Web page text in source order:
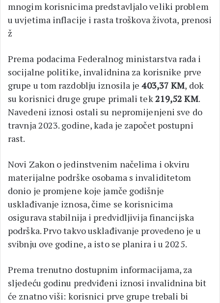
mnogim korisnicima predstavljalo veliki problem
u uvjetima inflacije i rasta troškova života, prenosi
ž
Prema podacima Federalnog ministarstva rada i
socijalne politike, invalidnina za korisnike prve
grupe u tom razdoblju iznosila je403,37 KM, dok
su korisnici druge grupe primali tek219,52 KM.
Navedeni iznosi ostali su nepromijenjeni sve do
travnja 2023. godine, kada je započet postupni
rast.
Novi Zakon o jedinstvenim načelima i okviru
materijalne podrške osobama s invaliditetom
donio je promjene koje jamče godišnje
usklađivanje iznosa, čime se korisnicima
osigurava stabilnija i predvidljivija financijska
podrška. Prvo takvo usklađivanje provedeno je u
svibnju ove godine, a isto se planira i u 2025.
Prema trenutno dostupnim informacijama, za
sljedeću godinu predviđeni iznosi invalidnina bit
će znatno viši: korisnici prve grupe trebali bi